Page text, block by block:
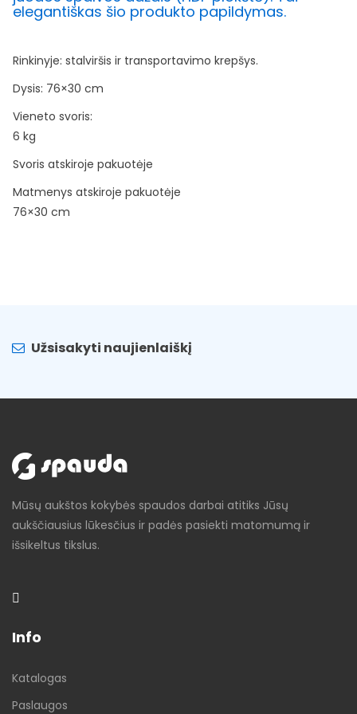
elegantiškas šio produkto papildymas.
Rinkinyje: stalviršis ir transportavimo krepšys.
Dysis: 76×30 cm
Vieneto svoris:
6 kg
Svoris atskiroje pakuotėje
Matmenys atskiroje pakuotėje
76×30 cm
Užsisakyti naujienlaiškį
Mūsų aukštos kokybės spaudos darbai atitiks Jūsų
aukščiausius lūkesčius ir padės pasiekti matomumą ir
išsikeltus tikslus.
Info
Katalogas
Paslaugos